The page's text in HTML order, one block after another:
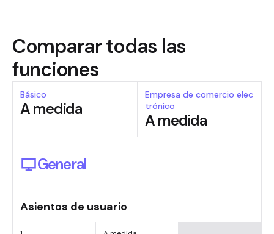
Comparar todas las
funciones
Básico
A medida
Empresa de comercio elec
trónico
A medida
General
Asientos de usuario